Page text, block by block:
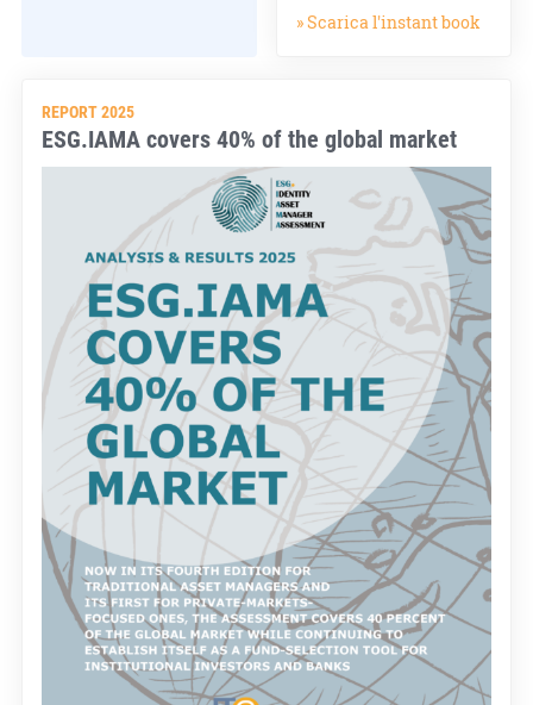
» Scarica l'instant book
REPORT 2025
ESG.IAMA covers 40% of the global market